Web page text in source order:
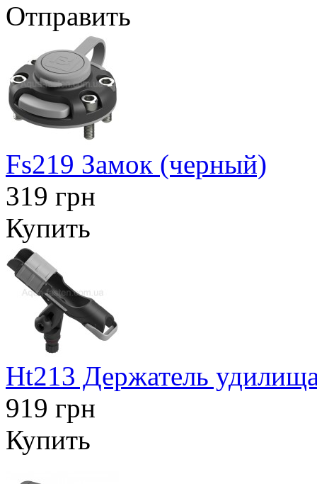
Отправить
Fs219 Замок (черный)
319 грн
Купить
Ht213 Держатель
919 грн
Купить